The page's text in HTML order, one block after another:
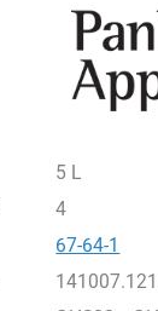
5 L
4
67-64-1